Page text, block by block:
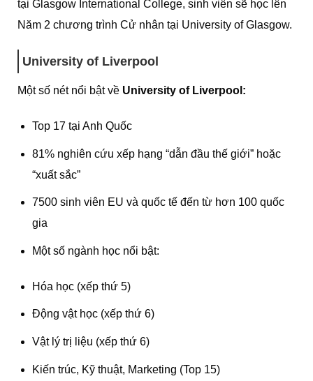
tại Glasgow International College, sinh viên sẽ học lên
Năm 2 chương trình Cử nhân tại University of Glasgow.
University of Liverpool
Một số nét nổi bật về University of Liverpool:
Top 17 tại Anh Quốc
81% nghiên cứu xếp hạng “dẫn đầu thế giới” hoặc
“xuất sắc”
7500 sinh viên EU và quốc tế đến từ hơn 100 quốc
gia
Một số ngành học nổi bật:
Hóa học (xếp thứ 5)
Động vật học (xếp thứ 6)
Vật lý trị liệu (xếp thứ 6)
Kiến trúc, Kỹ thuật, Marketing (Top 15)